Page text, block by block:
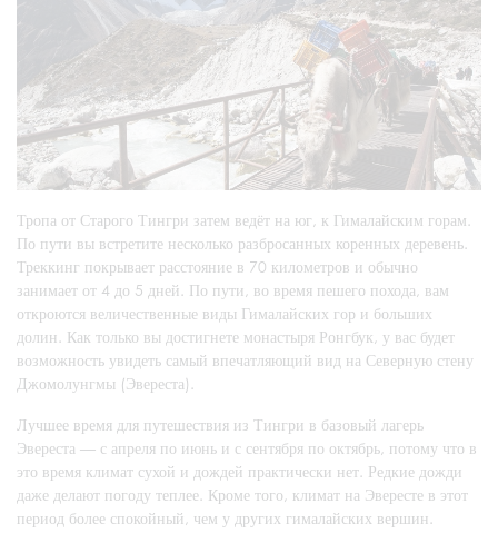
Тропа от Старого Тингри затем ведёт на юг, к Гималайским горам.
По пути вы встретите несколько разбросанных коренных деревень.
Треккинг покрывает расстояние в 70 километров и обычно
занимает от 4 до 5 дней. По пути, во время пешего похода, вам
откроются величественные виды Гималайских гор и больших
долин. Как только вы достигнете монастыря Ронгбук, у вас будет
возможность увидеть самый впечатляющий вид на Северную стену
Джомолунгмы (Эвереста).
Лучшее время для путешествия из Тингри в базовый лагерь
Эвереста — с апреля по июнь и с сентября по октябрь, потому что в
это время климат сухой и дождей практически нет. Редкие дожди
даже делают погоду теплее. Кроме того, климат на Эвересте в этот
период более спокойный, чем у других гималайских вершин.